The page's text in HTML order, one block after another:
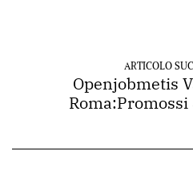
ARTICOLO
Openjobmetis